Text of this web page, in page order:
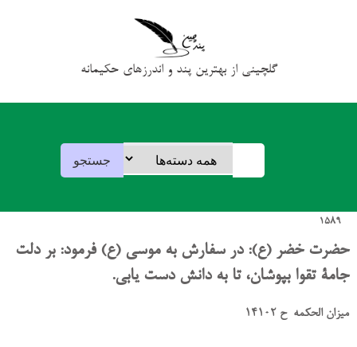
گلچینی از بهترین پند و اندرزهای حکیمانه
1589
حضرت خضر (ع): در سفارش به موسی (ع) فرمود: بر دلت
جامۀ تقوا بپوشان، تا به دانش دست یابی.
میزان الحکمه ح 14102